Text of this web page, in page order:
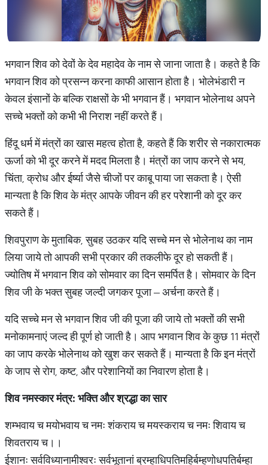
भगवान शिव को देवों के देव महादेव के नाम से जाना जाता है। कहते है कि
भगवान शिव को प्रसन्न करना काफी आसान होता है। भोलेभंडारी न
केवल इंसानों के बल्कि राक्षसों के भी भगवान हैं। भगवान भोलेनाथ अपने
सच्चे भक्तों को कभी भी निराश नहीं करते हैं।
हिंदू धर्म में मंत्रों का खास महत्व होता है, कहते हैं कि शरीर से नकारात्मक
ऊर्जा को भी दूर करने में मदद मिलता है। मंत्रों का जाप करने से भय,
चिंता, क्रोध और ईर्ष्या जैसे चीजों पर काबू पाया जा सकता है। ऐसी
मान्यता है कि शिव के मंत्र आपके जीवन की हर परेशानी को दूर कर
सकते हैं।
शिवपुराण के मुताबिक, सुबह उठकर यदि सच्चे मन से भोलेनाथ का नाम
लिया जाये तो आपकी सभी प्रकार की तकलीफे दूर हो सकती हैं।
ज्योतिष में भगवान शिव को सोमवार का दिन समर्पित है। सोमवार के दिन
शिव जी के भक्त सुबह जल्दी जगकर पूजा – अर्चना करते हैं।
यदि सच्चे मन से भगवान शिव जी की पूजा की जाये तो भक्तों की सभी
मनोकामनाएं जल्द ही पूर्ण हो जाती है। आप भगवान शिव के कुछ 11 मंत्रों
का जाप करके भोलेनाथ को खुश कर सकते हैं। मान्यता है कि इन मंत्रों
के जाप से रोग, कष्ट, और परेशानियों का निवारण होता है।
शिव नमस्कार मंत्र: भक्ति और श्रद्धा का सार
शम्भवाय च मयोभवाय च नमः शंकराय च मयस्कराय च नमः शिवाय च
शिवतराय च।।
ईशानः सर्वविध्यानामीश्वरः सर्वभूतानां ब्रम्हाधिपतिमहिर्बम्हणोधपतिर्बम्हा